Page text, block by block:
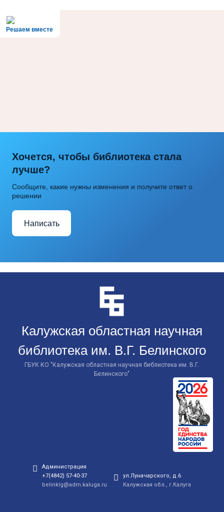
Решаем вместе
Хочется, чтобы библиотека стала
лучше?
Сообщите, какие нужны изменения и получите ответ о
решении
Написать
Калужская областная научная
библиотека им. В.Г. Белинского
ГБУК КО "Калужская областная научная библиотека им. В.Г.
Белинского"
Администрация
+7(4842) 57-40-37
belinklg@adm.kaluga.ru
ул.Луначарского, д.6
Калужская обл., г.Калуга